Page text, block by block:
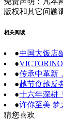
版权和其它问题
相关阅读
●中国大饭店
●
●传承中革新
●越节食越反
●十六年深耕
●许你至美 梦
猜您喜欢